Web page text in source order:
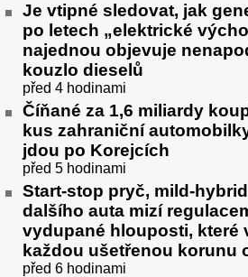
Je vtipné sledovat, jak
po letech „elektrické
najednou objevuje
kouzlo dieselů
před 4 hodinami
Číňané za 1,6 miliardy
kus zahraniční
jdou po Korejcích
před 5 hodinami
Start-stop pryč, mild-
dalšího auta mizí
vydupané hlouposti, které
každou ušetřenou korunu
před 6 hodinami